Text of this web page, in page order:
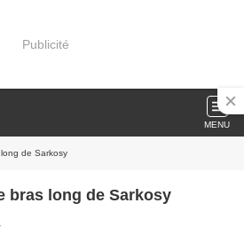
Publicité
MENU
de Sarkosy
bras long de Sarkosy